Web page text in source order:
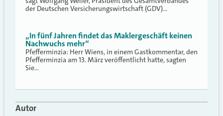
der Deutschen Versicherungswirtschaft (GDV)…
„In fünf Jahren findet das Maklergeschäft keinen
Nachwuchs mehr“
Pfefferminzia: Herr Wiens, in einem Gastkommentar, den
Pfefferminzia am 13. März veröffentlicht hatte, sagten
Sie…
Autor